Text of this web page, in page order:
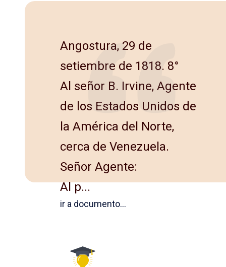
Angostura, 29 de
setiembre de 1818. 8°
Al señor B. Irvine, Agente
de los Estados Unidos de
la América del Norte,
cerca de Venezuela.
Señor Agente:
Al p...
ir a documento...